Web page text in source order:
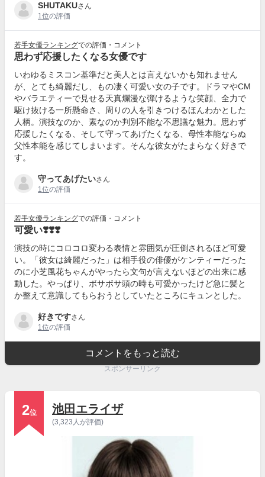
SHUTAKUさん
1位の評価
若手女優ランキングでの評価・コメント
思わず応援したくなる女優です
いわゆるミスコン基準だと美人とは言えないかも知れません
が、とても綺麗だし、もの凄く可愛い女の子です。ドラマやCM
やバラエティーで見せる天真爛漫な弾けるような笑顔、全力で
駆け抜ける一所懸命さ、周りの人を引きつけるほんわかとした
人柄。演技なのか、素なのか判別不能な不思議な魅力。思わず
応援したくなる、そして守ってあげたくなる、母性本能ならぬ
父性本能を感じてしまいます。そんな彼女がたまらなく好きで
す。
守ってあげたいさん
1位の評価
若手女優ランキングでの評価・コメント
可愛い❣️❣️❣️
演技の時にコロコロ変わる表情と雰囲気が圧倒されるほど可愛
い。「彼女は綺麗だった」は相手役の俳優がケンティーだった
のに小芝風花ちゃんがやったら文句が言えないほどの出来に感
動した。やっぱり、ボサボサ頭の時も可愛かったけど急に髪と
か整えて意識してもらおうとしていたところにキュンとした。
好きですさん
1位の評価
コメントをもっと読む
スポンサーリンク
2位 池田エライザ
(3,323人が評価)